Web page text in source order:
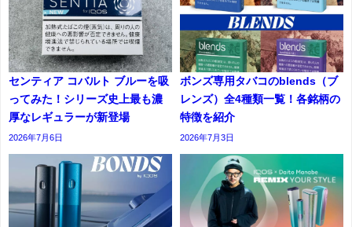
センティア コバルト ブルーを吸
ってみた！シリーズ史上最も濃
厚なレギュラーが新登場
2026年7月6日
ボンズ専用タバコのblends（ブ
レンズ）全4種類一覧！各銘柄の
特徴を紹介
2026年7月3日